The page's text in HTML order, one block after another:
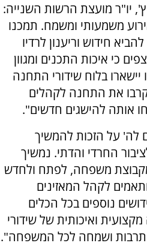
יו"ר מועצת הרשות השנייה:
משמעותי ומשמח. תמכנו
חידוש וריענון לרדיו
כי איכות התכנים ומגוון
בלוח שידורי התחנה
את התחנה לקהלים
אותה להישגים חדשים".
לה' על הזכות להמשיך
החרדי והדתי. נמשיך
משפחה, לפתח ולחדש
לקהל המאזינים
נוספים בכל הכלים
ואיכותית של שידורי
תרבות ושמחה לכל המשפחה".